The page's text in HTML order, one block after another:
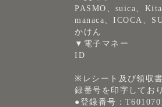
PASMO、suica、
manaca、ICOCA、
かけん
▼電子マネー
ID
※レシート及び領収
録番号を印字してお
●登録番号：